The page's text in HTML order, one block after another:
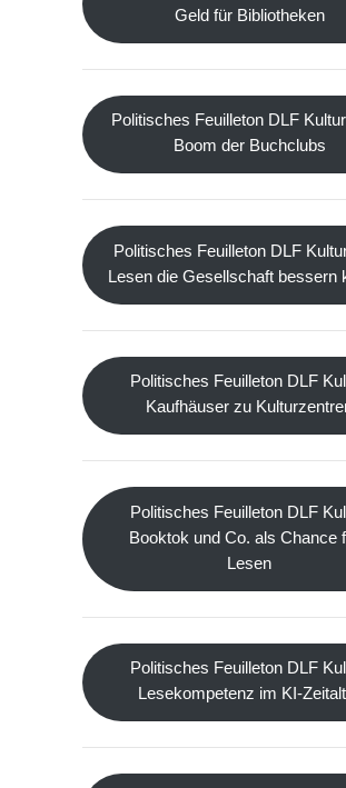
Geld für Bibliotheken
Politisches Feuilleton DLF
Boom der Buchclubs
Politisches Feuilleton DLF
Lesen die Gesellschaft bessern
Politisches Feuilleton DLF
Kaufhäuser zu
Politisches Feuilleton DLF
Booktok und Co. als Chance
Lesen
Politisches Feuilleton DLF
Lesekompetenz im KI-